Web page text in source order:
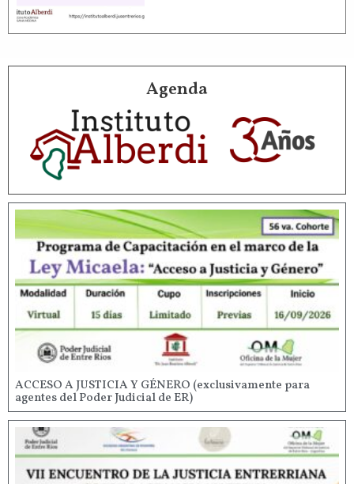
Agenda
ACCESO A JUSTICIA Y GÉNERO (exclusivamente para
agentes del Poder Judicial de ER)